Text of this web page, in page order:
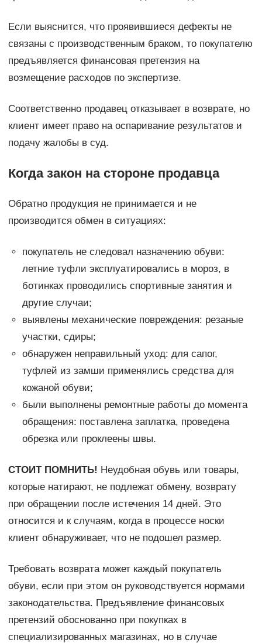
Если выяснится, что проявившиеся дефекты не
связаны с производственным браком, то покупателю
предъявляется финансовая претензия на
возмещение расходов по экспертизе.
Соответственно продавец отказывает в возврате, но
клиент имеет право на оспаривание результатов и
подачу жалобы в суд.
Когда закон на стороне продавца
Обратно продукция не принимается и не
производится обмен в ситуациях:
покупатель не следовал назначению обуви:
летние туфли эксплуатировались в мороз, в
ботинках проводились спортивные занятия и
другие случаи;
выявлены механические повреждения: резаные
участки, сдиры;
обнаружен неправильный уход: для сапог,
туфлей из замши применялись средства для
кожаной обуви;
были выполнены ремонтные работы до момента
обращения: поставлена заплатка, проведена
обрезка или проклеены швы.
СТОИТ ПОМНИТЬ! Неудобная обувь или товары,
которые натирают, не подлежат обмену, возврату
при обращении после истечения 14 дней. Это
относится и к случаям, когда в процессе носки
клиент обнаруживает, что не подошел размер.
Требовать возврата может каждый покупатель
обуви, если при этом он руководствуется нормами
законодательства. Предъявление финансовых
претензий обоснованно при покупках в
специализированных магазинах, но в случае